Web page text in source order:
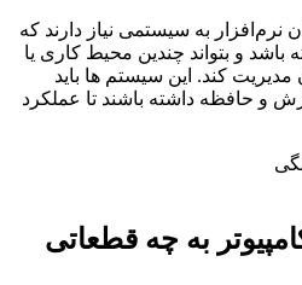
نرم‌افزار به سیستمی نیاز دارند که
و بتواند چندین محیط کاری یا
کند. این سیستم‌ ها باید
و حافظه داشته باشند تا عملکرد
به چه قطعاتی